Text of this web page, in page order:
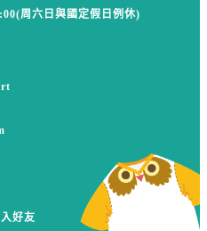
周六日與國定假日例休)
好友